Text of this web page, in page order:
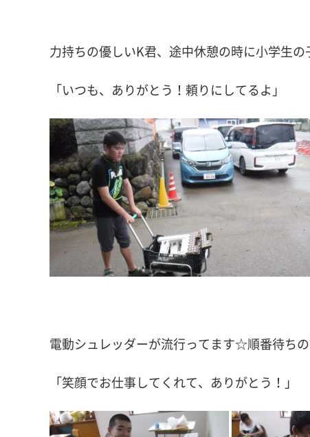
力持ちの優しいK君、途中休憩の時に小学生
「いつも、ありがとう！頼りにしてるよ」
電動シュレッダーが流行ってます☆順番待ちの
「笑顔でお仕事してくれて、ありがとう！」